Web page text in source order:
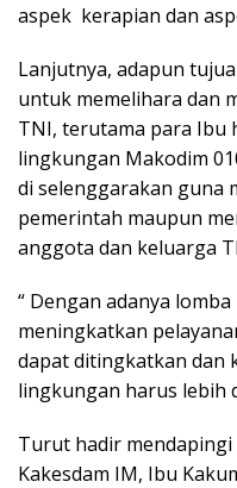
aspek kerapian dan
Lanjutnya, adapun
untuk memelihara dan
TNI, terutama para Ibu
lingkungan Makodim
di selenggarakan guna
pemerintah maupun
anggota dan keluarga
“ Dengan adanya
meningkatkan
dapat ditingkatkan dan
lingkungan harus lebih
Turut hadir
Kakesdam IM, Ibu